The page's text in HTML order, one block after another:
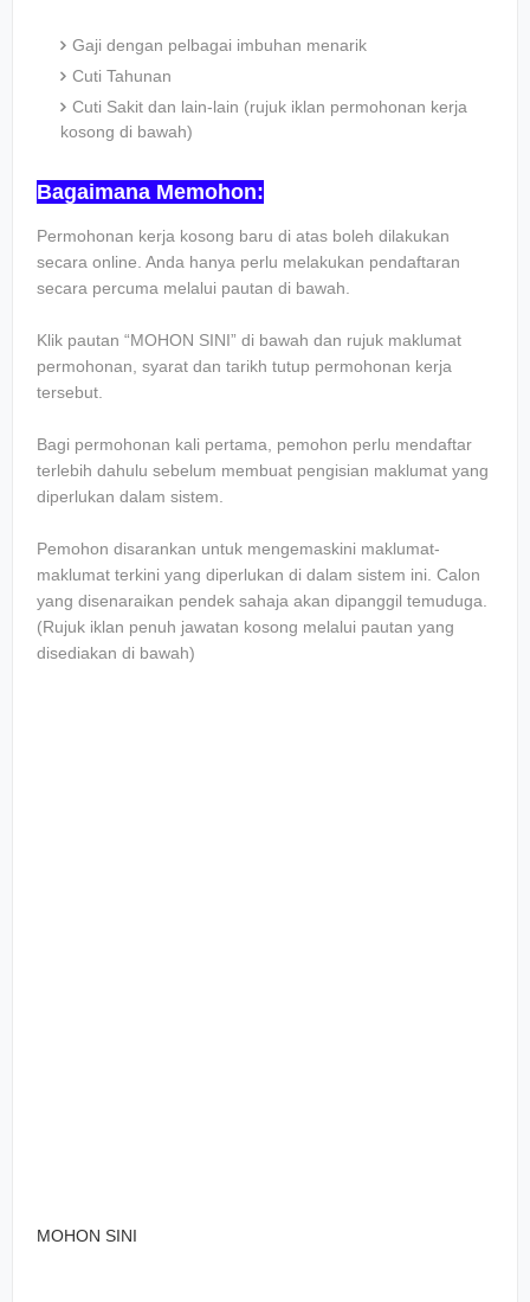
Gaji dengan pelbagai imbuhan menarik
Cuti Tahunan
Cuti Sakit dan lain-lain (rujuk iklan permohonan kerja
kosong di bawah)
Bagaimana Memohon:
Permohonan kerja kosong baru di atas boleh dilakukan
secara online. Anda hanya perlu melakukan pendaftaran
secara percuma melalui pautan di bawah.
Klik pautan “MOHON SINI” di bawah dan rujuk maklumat
permohonan, syarat dan tarikh tutup permohonan kerja
tersebut.
Bagi permohonan kali pertama, pemohon perlu mendaftar
terlebih dahulu sebelum membuat pengisian maklumat yang
diperlukan dalam sistem.
Pemohon disarankan untuk mengemaskini maklumat-
maklumat terkini yang diperlukan di dalam sistem ini. Calon
yang disenaraikan pendek sahaja akan dipanggil temuduga.
(Rujuk iklan penuh jawatan kosong melalui pautan yang
disediakan di bawah)
MOHON SINI